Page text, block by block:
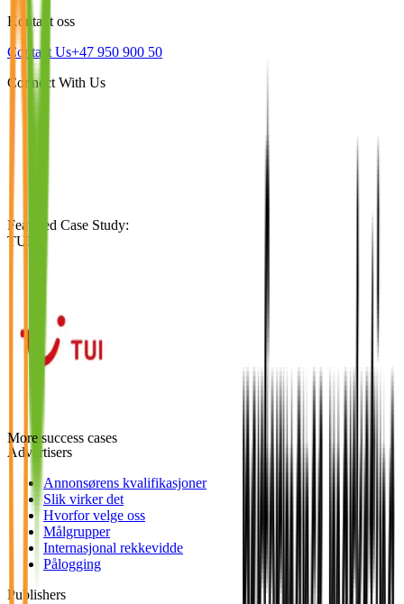
Kontakt oss
Contact Us+47 950 900 50
Connect With Us
Featured Case Study:
TUI
More success cases
Advertisers
Annonsørens kvalifikasjoner
Slik virker det
Hvorfor velge oss
Målgrupper
Internasjonal rekkevidde
Pålogging
Publishers